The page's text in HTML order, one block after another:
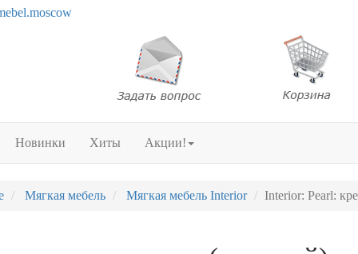
Новинки Хиты Акции!
Мягкая мебель Мягкая мебель Interior Interior: Pearl: